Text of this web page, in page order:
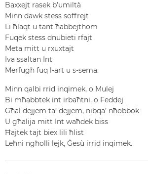
Baxxejt rasek b’umiltà
Minn dawk stess soffrejt
Li ħlaqt u tant ħabbejthom
Fuqek stess dnubieti rfajt
Meta mitt u rxuxtajt
Iva ssaltan Int
Merfugħ fuq l-art u s-sema.
Minn qalbi rrid inqimek, o Mulej
Bi mħabbtek int irbaħtni, o Feddej
Għal dejjem ta’ dejjem, nibqa’ nħobbok
U għalija mitt Int waħdek biss
Ħajtek tajt biex lili ħlist
Leħni ngħolli lejk, Ġesù irrid inqimek.